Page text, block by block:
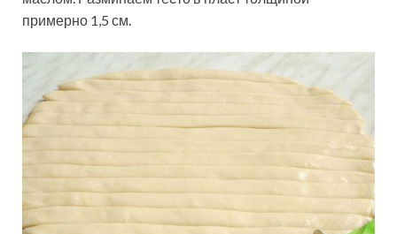
примерно 1,5 см.